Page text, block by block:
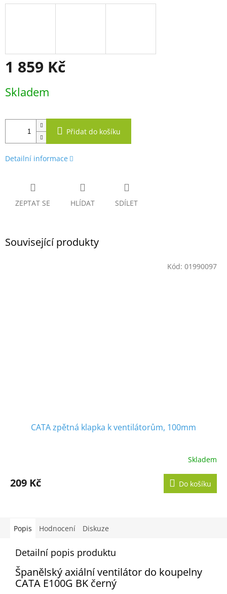
1 859 Kč
cena:
Skladem
Přidat do košíku
Detailní informace
ZEPTAT SE HLÍDAT SDÍLET
Související produkty
CATA zpětná klapka k ventilátorům, 100mm
Skladem
209 Kč Do košíku
Kód: 01990097
Popis Hodnocení Diskuze
Detailní popis produktu
Španělský axiální ventilátor do koupelny
CATA E100G BK černý